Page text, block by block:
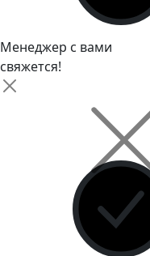
Менеджер с вами
свяжется!